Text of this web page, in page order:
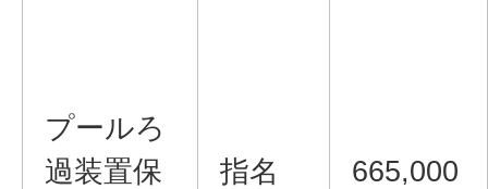
プールろ
過装置保
指名
665,000